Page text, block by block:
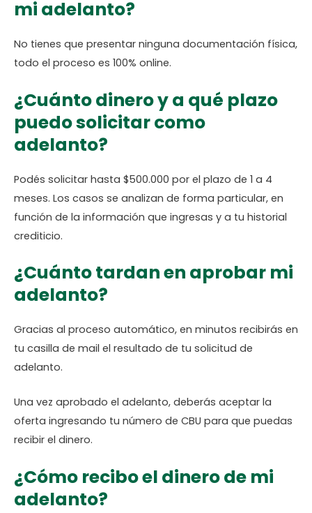
mi adelanto?
No tienes que presentar ninguna documentación física,
todo el proceso es 100% online.
¿Cuánto dinero y a qué plazo
puedo solicitar como
adelanto?
Podés solicitar hasta $500.000 por el plazo de 1 a 4
meses. Los casos se analizan de forma particular, en
función de la información que ingresas y a tu historial
crediticio.
¿Cuánto tardan en aprobar mi
adelanto?
Gracias al proceso automático, en minutos recibirás en
tu casilla de mail el resultado de tu solicitud de
adelanto.
Una vez aprobado el adelanto, deberás aceptar la
oferta ingresando tu número de CBU para que puedas
recibir el dinero.
¿Cómo recibo el dinero de mi
adelanto?